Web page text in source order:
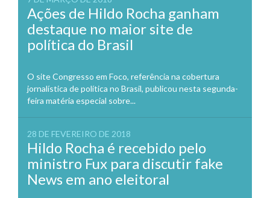
Ações de Hildo Rocha ganham
destaque no maior site de
política do Brasil
O site Congresso em Foco, referência na cobertura
jornalística de política no Brasil, publicou nesta segunda-
feira matéria especial sobre...
28 DE FEVEREIRO DE 2018
Hildo Rocha é recebido pelo
ministro Fux para discutir fake
News em ano eleitoral